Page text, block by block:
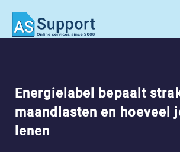
Energielabel bepaalt
maandlasten en hoeveel
lenen